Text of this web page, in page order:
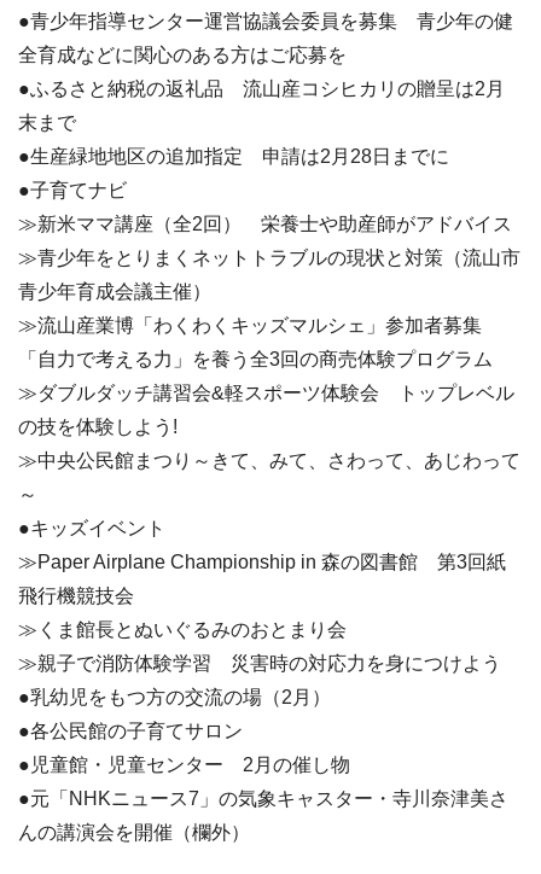
●青少年指導センター運営協議会委員を募集 青少年の健
全育成などに関心のある方はご応募を
●ふるさと納税の返礼品 流山産コシヒカリの贈呈は2月
末まで
●生産緑地地区の追加指定 申請は2月28日までに
●子育てナビ
≫新米ママ講座（全2回） 栄養士や助産師がアドバイス
≫青少年をとりまくネットトラブルの現状と対策（流山市
青少年育成会議主催）
≫流山産業博「わくわくキッズマルシェ」参加者募集
「自力で考える力」を養う全3回の商売体験プログラム
≫ダブルダッチ講習会&軽スポーツ体験会 トップレベル
の技を体験しよう!
≫中央公民館まつり～きて、みて、さわって、あじわって
～
●キッズイベント
≫Paper Airplane Championship in 森の図書館 第3回紙
飛行機競技会
≫くま館長とぬいぐるみのおとまり会
≫親子で消防体験学習 災害時の対応力を身につけよう
●乳幼児をもつ方の交流の場（2月）
●各公民館の子育てサロン
●児童館・児童センター 2月の催し物
●元「NHKニュース7」の気象キャスター・寺川奈津美さ
んの講演会を開催（欄外）